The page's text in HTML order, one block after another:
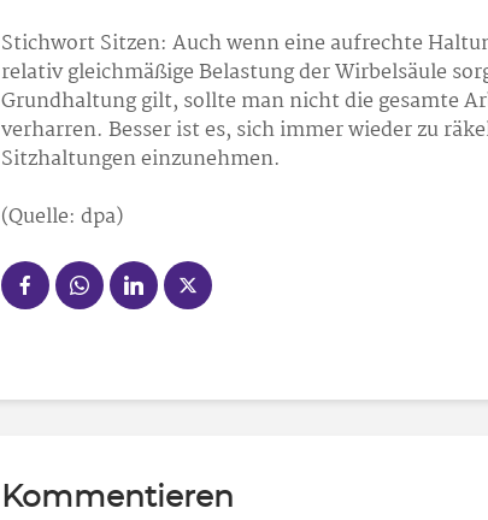
Stichwort Sitzen: Auch wenn eine aufrechte
relativ gleichmäßige Belastung der Wirbelsäule
Grundhaltung gilt, sollte man nicht die gesamte
verharren. Besser ist es, sich immer wieder zu
Sitzhaltungen einzunehmen.
(Quelle: dpa)
Kommentieren